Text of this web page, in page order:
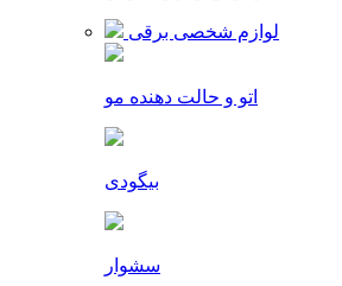
لوازم شخصی برقی
اتو و حالت دهنده مو
بیگودی
سشوار